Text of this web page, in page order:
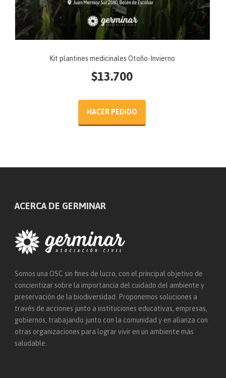
Kit plantines medicinales Otoño-Invierno
$13.700
HACER PEDIDO
ACERCA DE GERMINAR
Somos una OSC sin fines de lucro, con el principal objetivo de
concientizar sobre la importancia del cuidado del ambiente y
preservación de la biodiversidad. Proponemos soluciones a
través de acciones junto a instituciones educativas, empresas,
gobiernos, trabajando junto con la comunidad y en alianza con
otras organizaciones para lograr vivir en un ambiente más
saludable.